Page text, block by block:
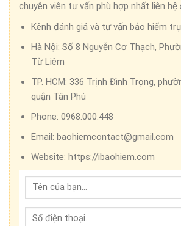
chuyên viên tư vấn phù hợp nhất liên
Kênh đánh giá và tư vấn bảo hiểm
Hà Nội: Số 8 Nguyễn Cơ Thạch,
Từ Liêm
TP. HCM: 336 Trịnh Đình Trọng,
quận Tân Phú
Phone: 0968.000.448
Email: baohiemcontact@gmail.com
Website: https://ibaohiem.com